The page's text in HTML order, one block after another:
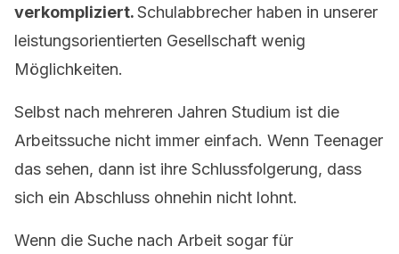
verkompliziert.Schulabbrecher haben in unserer
leistungsorientierten Gesellschaft wenig
Möglichkeiten.
Selbst nach mehreren Jahren Studium ist die
Arbeitssuche nicht immer einfach. Wenn Teenager
das sehen, dann ist ihre Schlussfolgerung, dass
sich ein Abschluss ohnehin nicht lohnt.
Wenn die Suche nach Arbeit sogar für